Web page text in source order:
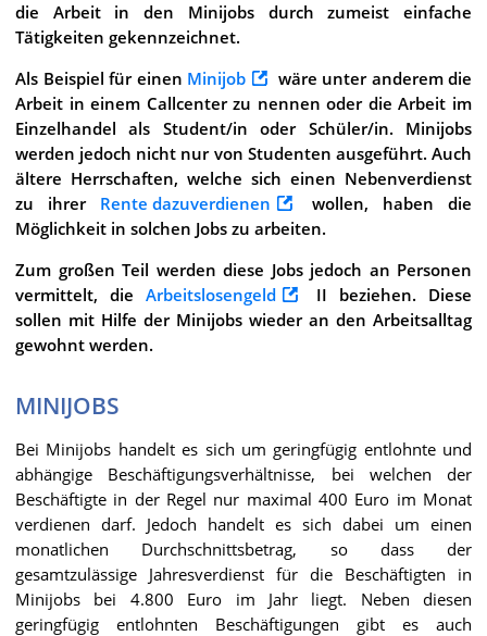
die Arbeit in den Minijobs durch zumeist einfache
Tätigkeiten gekennzeichnet.
Als Beispiel für einen Minijob
wäre unter anderem die
Arbeit in einem Callcenter zu nennen oder die Arbeit im
Einzelhandel als Student/in oder Schüler/in. Minijobs
werden jedoch nicht nur von Studenten ausgeführt. Auch
ältere Herrschaften, welche sich einen Nebenverdienst
zu ihrer Rente dazuverdienen
wollen, haben die
Möglichkeit in solchen Jobs zu arbeiten.
Zum großen Teil werden diese Jobs jedoch an Personen
vermittelt, dieArbeitslosengeld
II beziehen. Diese
sollen mit Hilfe der Minijobs wieder an den Arbeitsalltag
gewohnt werden.
MINIJOBS
Bei Minijobs handelt es sich um geringfügig entlohnte und
abhängige Beschäftigungsverhältnisse, bei welchen der
Beschäftigte in der Regel nur maximal 400 Euro im Monat
verdienen darf. Jedoch handelt es sich dabei um einen
monatlichen Durchschnittsbetrag, so dass der
gesamtzulässige Jahresverdienst für die Beschäftigten in
Minijobs bei 4.800 Euro im Jahr liegt. Neben diesen
geringfügig entlohnten Beschäftigungen gibt es auch